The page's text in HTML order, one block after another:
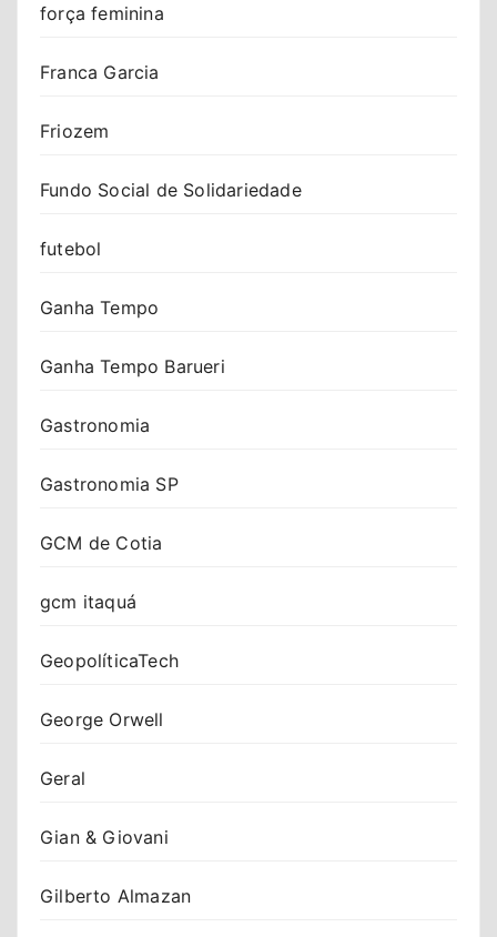
força feminina
Franca Garcia
Friozem
Fundo Social de Solidariedade
futebol
Ganha Tempo
Ganha Tempo Barueri
Gastronomia
Gastronomia SP
GCM de Cotia
gcm itaquá
GeopolíticaTech
George Orwell
Geral
Gian & Giovani
Gilberto Almazan